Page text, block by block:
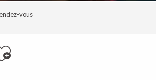
vous
aux favoris